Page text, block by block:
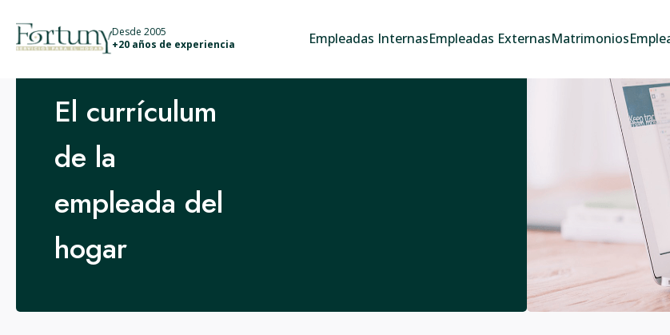
Desde 2005
+20 años de experiencia
Empleadas InternasEmpleadas ExternasMatrimonios
El currículum
de la
empleada del
hogar